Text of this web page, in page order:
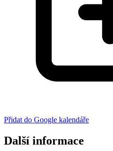
Přidat do Google kalendáře
Další informace